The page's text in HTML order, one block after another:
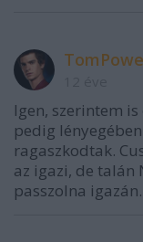
Igen, szerintem
pedig
ragaszkodtak.
az igazi, de talán
passzolna igazán.